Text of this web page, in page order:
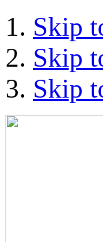
Skip
Skip
Skip